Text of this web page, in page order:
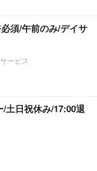
須/午前のみ/デイサ
ービス
土日祝休み/17:00退